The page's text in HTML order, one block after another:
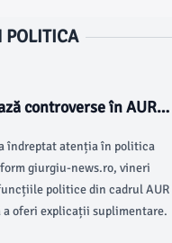
POLITICA
controverse în AUR
îndreptat atenția în politica
giurgiu-news.ro, vineri
politice din cadrul AUR
oferi explicații suplimentare.